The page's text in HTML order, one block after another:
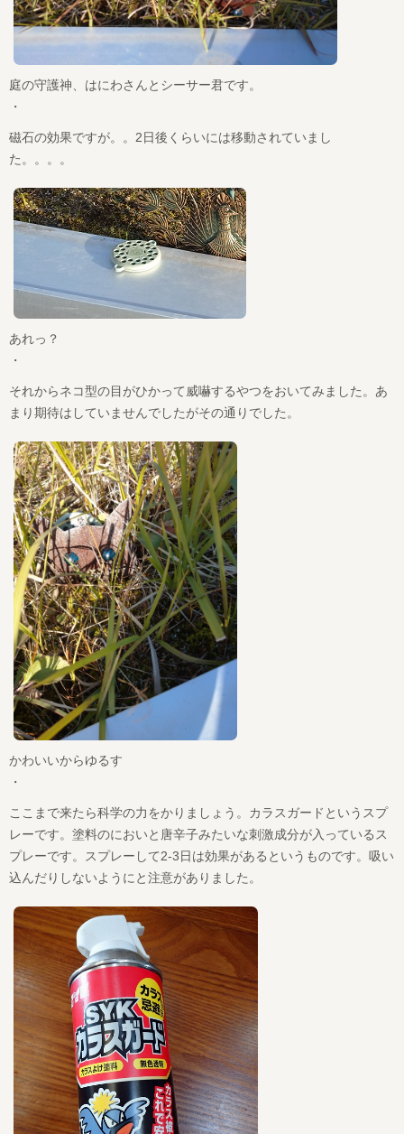
庭の守護神、はにわさんとシーサー君です。
・
磁石の効果ですが。。2日後くらいには移動されていまし
た。。。。
あれっ？
・
それからネコ型の目がひかって威嚇するやつをおいてみました。あ
まり期待はしていませんでしたがその通りでした。
かわいいからゆるす
・
ここまで来たら科学の力をかりましょう。カラスガードというスプ
レーです。塗料のにおいと唐辛子みたいな刺激成分が入っているス
プレーです。スプレーして2-3日は効果があるというものです。吸い
込んだりしないようにと注意がありました。